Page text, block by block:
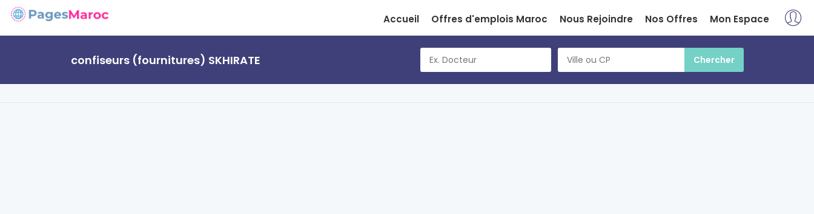
Accueil Offres d'emplois Maroc Nous Rejoindre Nos Offres Mon Espace
confiseurs (fournitures) SKHIRATE